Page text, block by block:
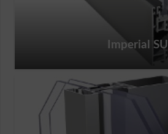
Imperial SU